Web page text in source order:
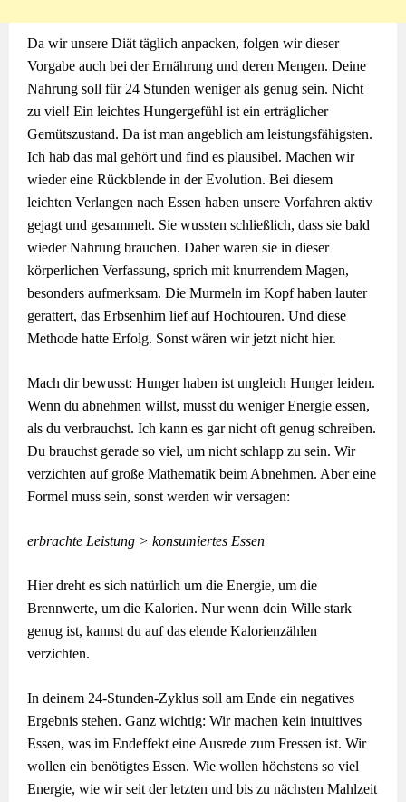
Da wir unsere Diät täglich anpacken, folgen wir dieser
Vorgabe auch bei der Ernährung und deren Mengen. Deine
Nahrung soll für 24 Stunden weniger als genug sein. Nicht
zu viel! Ein leichtes Hungergefühl ist ein erträglicher
Gemütszustand. Da ist man angeblich am leistungsfähigsten.
Ich hab das mal gehört und find es plausibel. Machen wir
wieder eine Rückblende in der Evolution. Bei diesem
leichten Verlangen nach Essen haben unsere Vorfahren aktiv
gejagt und gesammelt. Sie wussten schließlich, dass sie bald
wieder Nahrung brauchen. Daher waren sie in dieser
körperlichen Verfassung, sprich mit knurrendem Magen,
besonders aufmerksam. Die Murmeln im Kopf haben lauter
gerattert, das Erbsenhirn lief auf Hochtouren. Und diese
Methode hatte Erfolg. Sonst wären wir jetzt nicht hier.
Mach dir bewusst: Hunger haben ist ungleich Hunger leiden.
Wenn du abnehmen willst, musst du weniger Energie essen,
als du verbrauchst. Ich kann es gar nicht oft genug schreiben.
Du brauchst gerade so viel, um nicht schlapp zu sein. Wir
verzichten auf große Mathematik beim Abnehmen. Aber eine
Formel muss sein, sonst werden wir versagen:
erbrachte Leistung > konsumiertes Essen
Hier dreht es sich natürlich um die Energie, um die
Brennwerte, um die Kalorien. Nur wenn dein Wille stark
genug ist, kannst du auf das elende Kalorienzählen
verzichten.
In deinem 24-Stunden-Zyklus soll am Ende ein negatives
Ergebnis stehen. Ganz wichtig: Wir machen kein intuitives
Essen, was im Endeffekt eine Ausrede zum Fressen ist. Wir
wollen ein benötigtes Essen. Wie wollen höchstens so viel
Energie, wie wir seit der letzten und bis zu nächsten Mahlzeit